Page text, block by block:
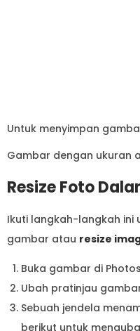
Untuk menyimpan
Gambar dengan ukuran
Resize Foto
Ikuti langkah-langkah ini
gambar atau resize
Buka gambar di
Ubah pratinjau
Sebuah jendela
berikut untuk